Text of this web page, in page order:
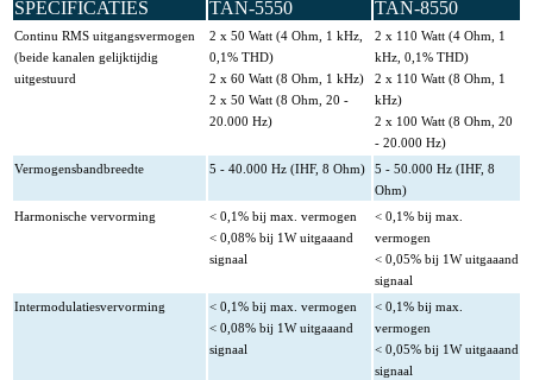
SPECIFICATIES TAN-5550 TAN-8550
Continu RMS uitgangsvermogen
(beide kanalen gelijktijdig
uitgestuurd
2 x 50 Watt (4 Ohm, 1 kHz,
0,1% THD)
2 x 60 Watt (8 Ohm, 1 kHz)
2 x 50 Watt (8 Ohm, 20 -
20.000 Hz)
2 x 110 Watt (4 Ohm, 1
kHz, 0,1% THD)
2 x 110 Watt (8 Ohm, 1
kHz)
2 x 100 Watt (8 Ohm, 20
- 20.000 Hz)
Vermogensbandbreedte
5 - 40.000 Hz (IHF, 8 Ohm)
5 - 50.000 Hz (IHF, 8
Ohm)
Harmonische vervorming
< 0,1% bij max. vermogen
< 0,08% bij 1W uitgaaand
signaal
< 0,1% bij max.
vermogen
< 0,05% bij 1W uitgaaand
signaal
Intermodulatiesvervorming
< 0,1% bij max. vermogen
< 0,08% bij 1W uitgaaand
signaal
< 0,1% bij max.
vermogen
< 0,05% bij 1W uitgaaand
signaal